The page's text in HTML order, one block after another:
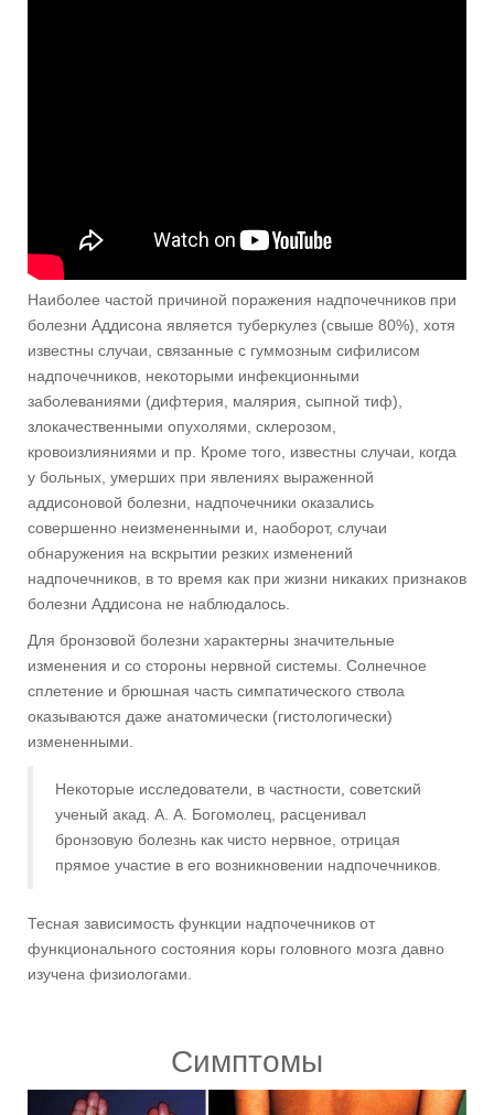
Наиболее частой причиной поражения надпочечников при
болезни Аддисона является туберкулез (свыше 80%), хотя
известны случаи, связанные с гуммозным сифилисом
надпочечников, некоторыми инфекционными
заболеваниями (дифтерия, малярия, сыпной тиф),
злокачественными опухолями, склерозом,
кровоизлияниями и пр. Кроме того, известны случаи, когда
у больных, умерших при явлениях выраженной
аддисоновой болезни, надпочечники оказались
совершенно неизмененными и, наоборот, случаи
обнаружения на вскрытии резких изменений
надпочечников, в то время как при жизни никаких признаков
болезни Аддисона не наблюдалось.
Для бронзовой болезни характерны значительные
изменения и со стороны нервной системы. Солнечное
сплетение и брюшная часть симпатического ствола
оказываются даже анатомически (гистологически)
измененными.
Некоторые исследователи, в частности, советский
ученый акад. А. А. Богомолец, расценивал
бронзовую болезнь как чисто нервное, отрицая
прямое участие в его возникновении надпочечников.
Тесная зависимость функции надпочечников от
функционального состояния коры головного мозга давно
изучена физиологами.
Симптомы